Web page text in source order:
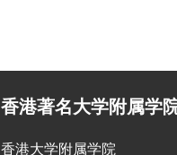
香港著名大学附属学
香港大学附属学院